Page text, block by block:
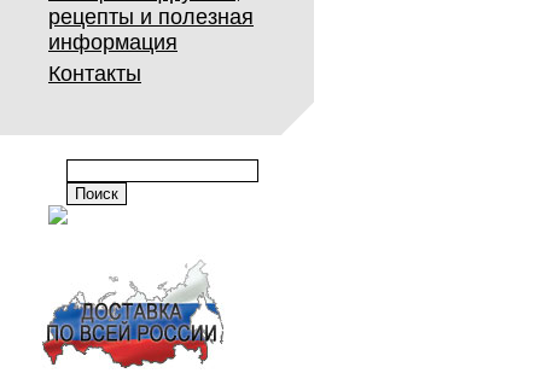
рецепты и полезная
информация
Контакты